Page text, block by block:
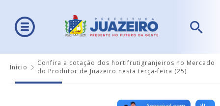
Início
Confira a cotação dos hortifrutigranjeiros no Mercado
do Produtor de Juazeiro nesta terça-feira (25)